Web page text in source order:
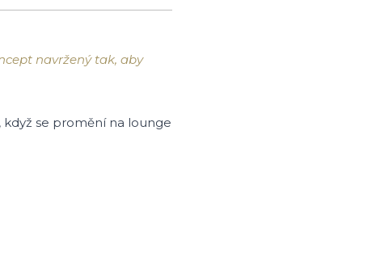
navržený tak, aby
se promění na lounge